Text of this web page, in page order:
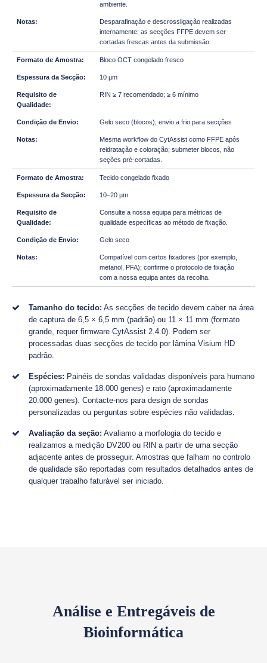
ambiente.
Desparafinação e descrossligação realizadas
internamente; as secções FFPE devem ser
cortadas frescas antes da submissão.
Bloco OCT congelado fresco
10 µm
RIN ≥ 7 recomendado; ≥ 6 mínimo
Gelo seco (blocos); envio a frio para secções
Mesma workflow do CytAssist como FFPE após
reidratação e coloração; submeter blocos, não
seções pré-cortadas.
Tecido congelado fixado
10–20 µm
Consulte a nossa equipa para métricas de
qualidade específicas ao método de fixação.
Gelo seco
Compatível com certos fixadores (por exemplo,
metanol, PFA); confirme o protocolo de fixação
com a nossa equipa antes da recolha.
Tamanho do tecido: As secções de tecido devem caber na área
de captura de 6,5 × 6,5 mm (padrão) ou 11 × 11 mm (formato
grande, requer firmware CytAssist 2.4.0). Podem ser
processadas duas secções de tecido por lâmina Visium HD
padrão.
Espécies: Painéis de sondas validadas disponíveis para humano
(aproximadamente 18.000 genes) e rato (aproximadamente
20.000 genes). Contacte-nos para design de sondas
personalizadas ou perguntas sobre espécies não validadas.
Avaliação da seção: Avaliamo a morfologia do tecido e
realizamos a medição DV200 ou RIN a partir de uma secção
adjacente antes de prosseguir. Amostras que falham no controlo
de qualidade são reportadas com resultados detalhados antes de
qualquer trabalho faturável ser iniciado.
Análise e Entregáveis de
Bioinformática